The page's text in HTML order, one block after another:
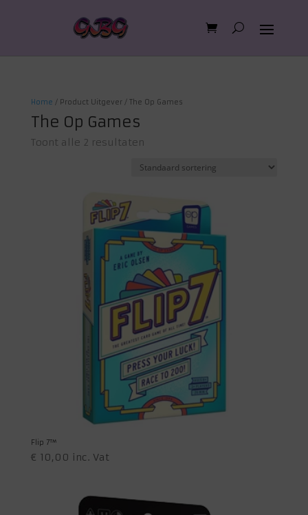
Home / Product Uitgever / The Op Games
The Op Games
Toont alle 2 resultaten
Flip 7™
€ 10,00 inc. Vat